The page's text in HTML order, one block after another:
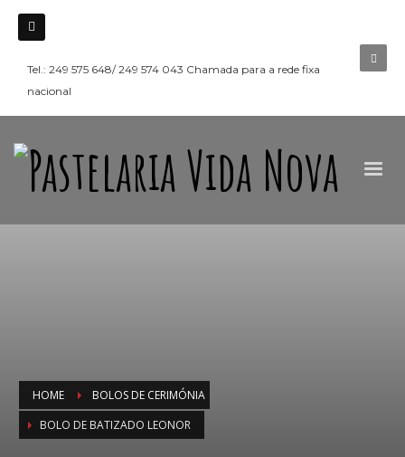
Tel.: 249 575 648/ 249 574 043 Chamada para a rede fixa
nacional
HOME
BOLOS DE CERIMÓNIA
BOLO DE BATIZADO LEONOR